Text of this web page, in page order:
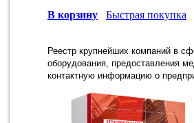
В корзину
Быстрая покупка
Реестр крупнейших компаний в
оборудования, предоставления
контактную информацию о